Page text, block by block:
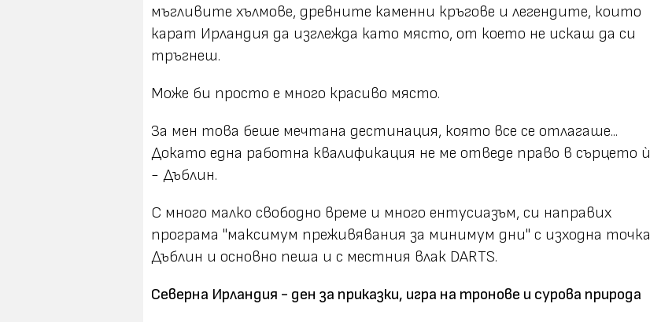
мъгливите хълмове, древните каменни кръгове и легендите, които
карат Ирландия да изглежда като място, от което не искаш да си
тръгнеш.
Може би просто е много красиво място.
За мен това беше мечтана дестинация, която все се отлагаше...
Докато една работна квалификация не ме отведе право в сърцето ѝ
- Дъблин.
С много малко свободно време и много ентусиазъм, си направих
програма "максимум преживявания за минимум дни" с изходна точка
Дъблин и основно пеша и с местния влак DARTS.
Северна Ирландия - ден за приказки, игра на тронове и сурова природа